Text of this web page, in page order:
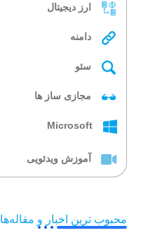
ارز دیجیتال
دامنه
سئو
مجازی ساز ها
Microsoft
آموزش ویدئویی
محبوب ترین اخبار و مقاله‌ها